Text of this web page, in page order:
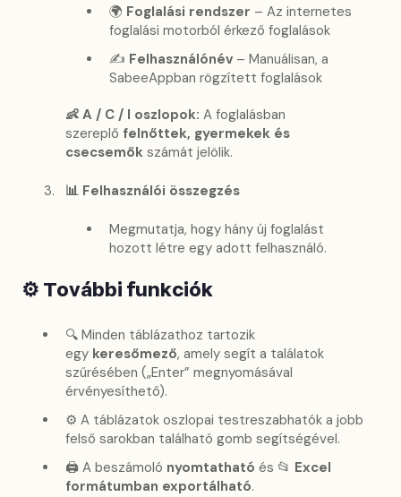
🌍 Foglalási rendszer – Az internetes
foglalási motorból érkező foglalások
✍️ Felhasználónév – Manuálisan, a
SabeeAppban rögzített foglalások
👶 A / C / I oszlopok: A foglalásban
szereplő felnőttek, gyermekek és
csecsemők számát jelölik.
📊 Felhasználói összegzés
Megmutatja, hogy hány új foglalást
hozott létre egy adott felhasználó.
⚙️ További funkciók
🔍 Minden táblázathoz tartozik
egy keresőmező, amely segít a találatok
szűrésében („Enter” megnyomásával
érvényesíthető).
⚙️ A táblázatok oszlopai testreszabhatók a jobb
felső sarokban található gomb segítségével.
🖨️ A beszámoló nyomtatható és 📂 Excel
formátumban exportálható.